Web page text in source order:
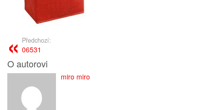
Předchozí:
06531
O autorovi
miro miro